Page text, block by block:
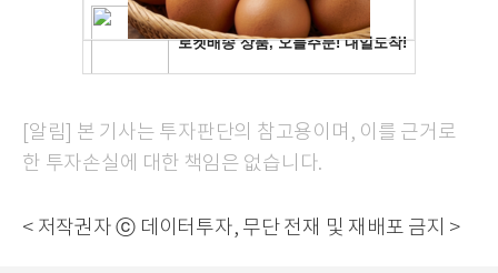
[알림] 본 기사는 투자판단의 참고용이며, 이를 근거로
한 투자손실에 대한 책임은 없습니다.
< 저작권자 ⓒ 데이터투자, 무단 전재 및 재배포 금지 >